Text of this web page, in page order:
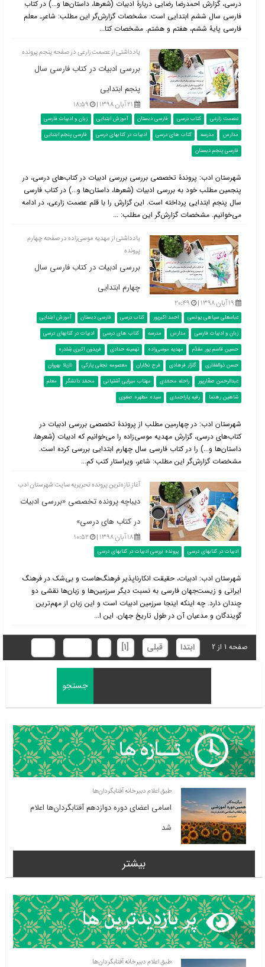
درسی، گزارش احمدرضا رضایی دربارۀ ادبیات (شعرها، داستان‌ها و...) در کتاب
فارسی سال ششم ابتدایی است. مشخصات گزارش‌گر این مطلب: شاعرـ معلم
فارسی پایۀ ششم، هفتم و هشتم. مشخصات کتا...
یادداشتی از عصمت زارعی در صفحه پنجم پرونده
بررسی ادبیات در کتاب فارسی سال
پنجم ابتدایی
۲۱ آبان ۱۳۹۸ | ۱۸:۵۹
عصمت زارعی کتاب درسی فارسی دبستان آموزش ابتدایی
زبان و ادبیات فارسی
مدارس
مدرسه کتاب های درسی ادبیات در کتابهای درسی
فارسی پنجم ابتدایی
فارسی پنجم دبستان
شهرستان ادب: پروندۀ تخصصی بررسی بررسی ادبیات در کتاب‌‌های درسی، در
پنجمین مطلب خود به بررسی ادبیات (شعرها، داستان‌ها و...) در کتاب فارسی
سال پنجم ابتدایی پرداخته است. این گزارش را با قلم عصمت زارعی، در ادامه
می‌خوانیم. مشخصات گزارش‌گر این مطلب: ...
یادداشتی از مهدیه موسی‌زاده در صفحه چهارم
پرونده
بررسی ادبیات در کتاب فارسی سال
چهارم ابتدایی
۱۹ آبان ۱۳۹۸ | ۲۰:۴۹
عباسعلی سپاهی یونسی احمد اکبرپور کتاب درسی فارسی دبستان
آموزش ابتدایی
زبان و ادبیات فارسی
مدارس مدرسه کتاب های درسی
ادبیات در کتابهای درسی
حسین قاسم پور مقدّم
مهدیه موسی‌زاده تهمینه حدادی
فریدون اکبری شِلدره
حسن ذوالفقاری
گلزار فرهادی فرح نجّاران معصومه نجفی پازکی
نازیلا بهروان
عبدالرحمن صفّارپور
راحله محمّدی مهتاب میرایی آشتیانی محمّد دانشگر
معلم
شاهین رهنما
رقیه یاراحمدی سیده مطهره صفوی
شهرستان ادب: در چهارمین مطلب از پروندۀ تخصصی بررسی ادبیات در
کتاب‌‌های درسی، گزارش مهدیه موسی‌زاده را می‌خوانیم که ادبیات (شعرها،
داستان‌ها و...) را در کتاب فارسی سال چهارم ابتدایی بررسی کرده است.
مشخصات گزارش‌گر این مطلب: شاعر، ویراستار کتب کم...
آغاز تازه‌ترین پرونده تحریریه سایت شهرستان ادب
دیباچه پرونده تخصصی «بررسی ادبیات
در کتاب های درسی»
۱۸ آبان ۱۳۹۸ | ۱۰:۵۲
ادبیات در کتابهای درسی پرونده بررسی ادبیات در کتابهای درسی
شهرستان ادب: ادبیات، حقیقت انکارناپذیر فرهنگ‌هاست و بی‌شک در فرهنگ
ایرانی و زیست‌جهان فارسی به نسبت دیگر سرزمین‌ها و زبان‌ها نقشی دو
چندان دارد. چه اینکه اینجا سرزمین ادبیات است و این زبان از مهم‌ترین
گویندگان و مدعیان آن در طول تاریخ جهان. این ا...
صفحه 1 از 2 ابتدا قبلی [1]
طبق اعلام دبیرخانه آفتابگردان‌ها
اسامی اعضای دوره دوازدهم آفتابگردان‌ها اعلام
شد
بیشتر
طبق اعلام دبیرخانه آفتابگردان‌ها